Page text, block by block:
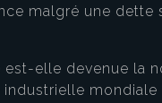
malgré une dette
est-elle devenue la
industrielle mondiale